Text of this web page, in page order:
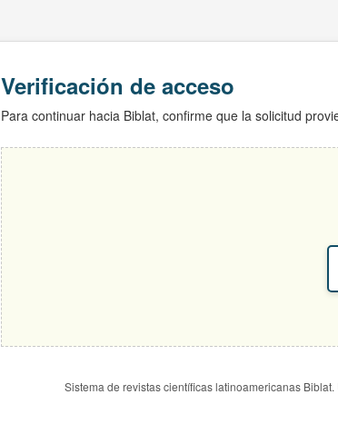
Verificación de acceso
Para continuar hacia Biblat, confirme que la solicitud
Sistema de revistas científicas latinoamericanas